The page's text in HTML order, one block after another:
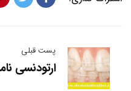
پست قبلی
ارتودنسی